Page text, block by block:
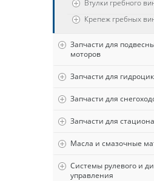
Втулки гребного
Крепеж гребных
Запчасти для
моторов
Запчасти для
Запчасти для
Запчасти для
Масла и смазочные
Системы рулевого и
управления